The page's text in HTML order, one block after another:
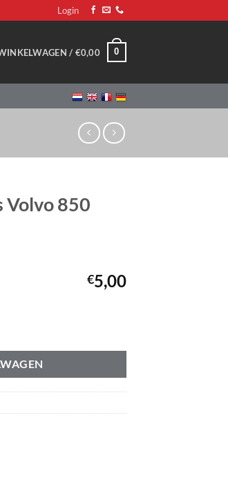
Login
/ €0,00 0
Volvo 850
€5,00